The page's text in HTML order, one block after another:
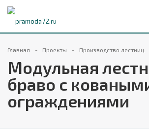
Главная Проекты Производство лестниц
Модульная
браво с
ограждениями